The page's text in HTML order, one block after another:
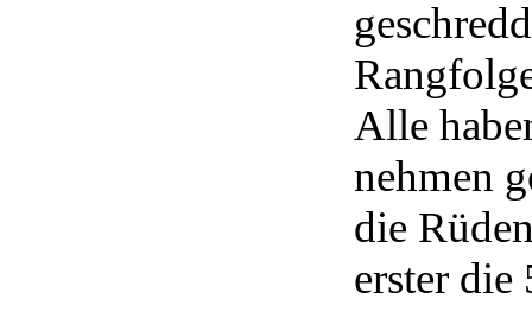
Alle
nehmen
die
erster die